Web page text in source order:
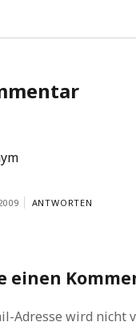
ANTWORTEN
einen
Adresse wird nicht